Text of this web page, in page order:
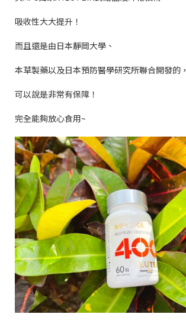
吸收性大大提升！
而且還是由日本靜岡大學、
本草製藥以及日本預防醫學研究所聯合開發的，
可以說是非常有保障！
完全能夠放心食用~